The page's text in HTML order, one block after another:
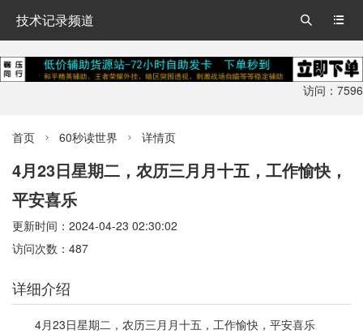
技术记录频道 

访问：7596
首页  60秒读世界  详情页
4月23日星期二，农历三月月十五，工作愉快，
平安喜乐
更新时间：2024-04-23 02:30:02
访问次数：487
详细介绍
4月23日星期二，农历三月月十五，工作愉快，平安喜乐